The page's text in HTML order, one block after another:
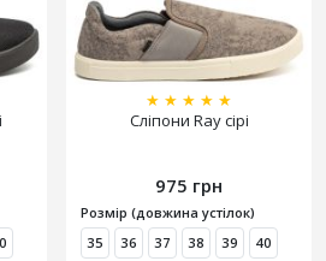
★ ★ ★ ★ ★
Сліпони Ray сірі
975 грн
Розмір (довжина устілок)
35
36 37 38 39
40